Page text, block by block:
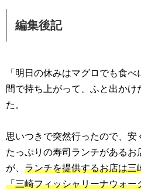
編集後記
「明日の休みはマグロでも食
間で持ち上がって、ふと出かけ
た。
思いつきで突然行ったので、安
たっぷりの寿司ランチがあるお
が、 ランチを提供するお店は三
「三崎フィッシャリーナウォ